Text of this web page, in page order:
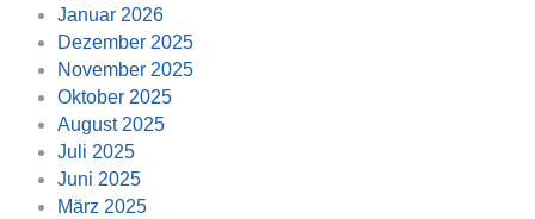
Januar 2026
Dezember 2025
November 2025
Oktober 2025
August 2025
Juli 2025
Juni 2025
März 2025